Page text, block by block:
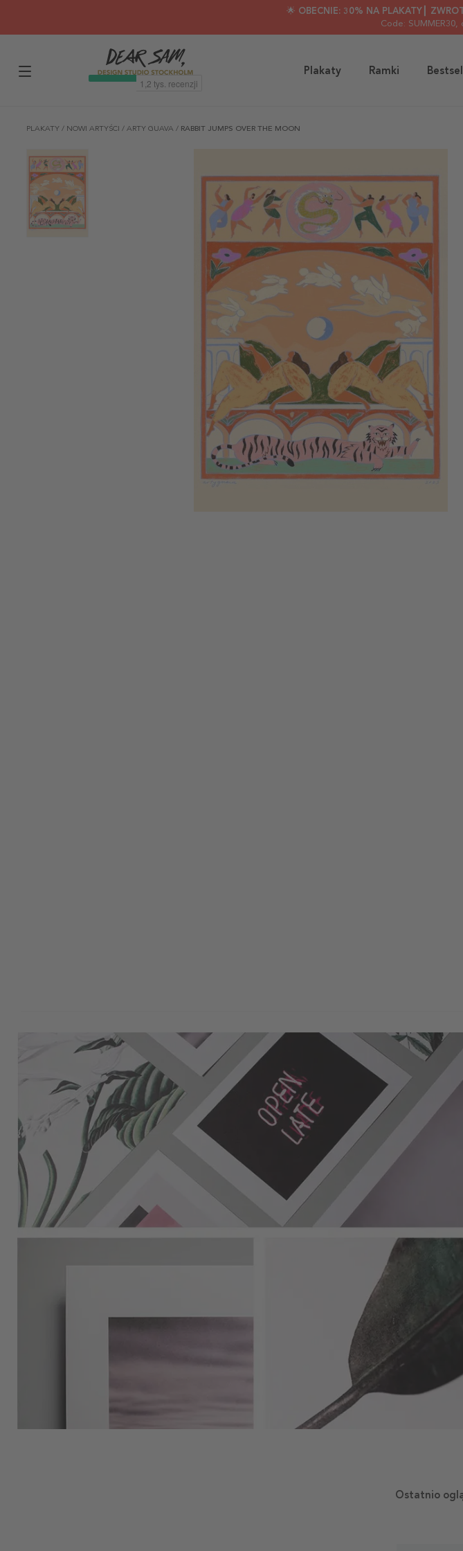
🌟 OBECNIE: 30% NA PLAKATY┃
Code: SUMMER30,
Plakaty Ramki
PLAKATY / NOWI ARTYŚCI / ARTY GUAVA / RABBIT JUMPS OVER THE MOON
Ostatnio